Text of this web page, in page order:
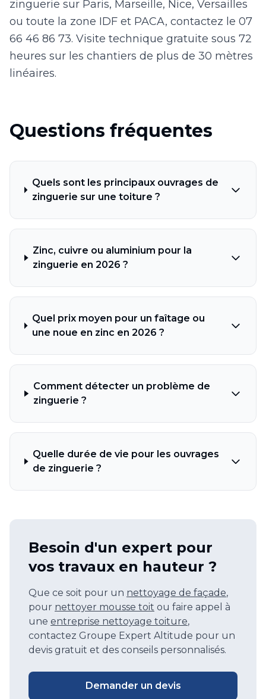
zinguerie sur Paris, Marseille, Nice, Versailles
ou toute la zone IDF et PACA, contactez le 07
66 46 86 73. Visite technique gratuite sous 72
heures sur les chantiers de plus de 30 mètres
linéaires.
Questions fréquentes
Quels sont les principaux ouvrages de
zinguerie sur une toiture ?
Zinc, cuivre ou aluminium pour la
zinguerie en 2026 ?
Quel prix moyen pour un faîtage ou
une noue en zinc en 2026 ?
Comment détecter un problème de
zinguerie ?
Quelle durée de vie pour les ouvrages
de zinguerie ?
Besoin d'un expert pour
vos travaux en hauteur ?
Que ce soit pour un nettoyage de façade,
pour nettoyer mousse toit ou faire appel à
une entreprise nettoyage toiture,
contactez Groupe Expert Altitude pour un
devis gratuit et des conseils personnalisés.
Demander un devis